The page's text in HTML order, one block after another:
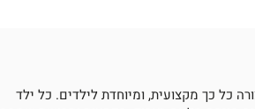
כל כך מקצועית, ומיוחדת לילדים. כל ילד